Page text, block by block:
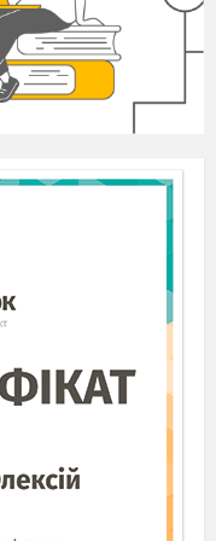
змінна?
змінна?
залежної
функцій
функцій
кожному
чистому
«учень-